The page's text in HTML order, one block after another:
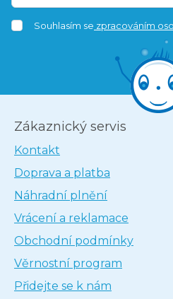
Souhlasím se zpracováním
Zákaznický servis
Kontakt
Doprava a platba
Náhradní plnění
Vrácení a reklamace
Obchodní podmínky
Věrnostní program
Přidejte se k nám